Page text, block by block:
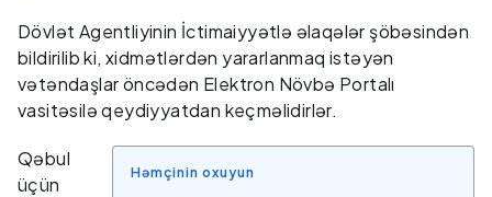
Dövlət Agentliyinin İctimaiyyətlə əlaqələr şöbəsindən
bildirilib ki, xidmətlərdən yararlanmaq istəyən
vətəndaşlar öncədən Elektron Növbə Portalı
vasitəsilə qeydiyyatdan keçməlidirlər.
Həmçinin oxuyun
Qəbul
üçün